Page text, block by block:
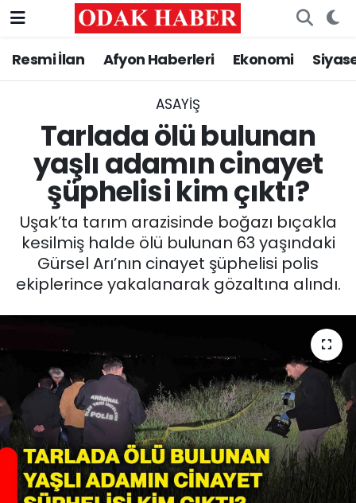
Resmi İlan Afyon Haberleri Ekonomi
ASAYİŞ
Tarlada ölü bulunan
yaşlı adamın cinayet
şüphelisi kim çıktı?
Uşak’ta tarım arazisinde boğazı bıçakla
kesilmiş halde ölü bulunan 63 yaşındaki
Gürsel Arı’nın cinayet şüphelisi polis
ekiplerince yakalanarak gözaltına alındı.
AFYONKARAHİSAR HABERLERİ
ASAYİŞ
GÜNCEL
SİYASET
EĞİTİM
SAĞLIK
SPOR
11:11 MANŞET
Nöbetçi Eczaneler
Trafik Durumu
Süper Lig Puan Durumu ve Fikstür
Tüm Manşetler
Son Dakika Haberleri